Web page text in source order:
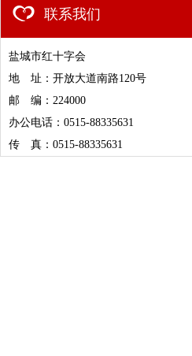
联系我们
盐城市红十字会
地 址：开放大道南路120号
邮 编：224000
办公电话：0515-88335631
传 真：0515-88335631